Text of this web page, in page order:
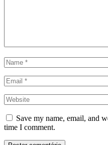
Save my name, email, and
time I comment.